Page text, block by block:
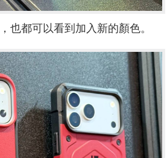
也都可以看到加入新的顏色。